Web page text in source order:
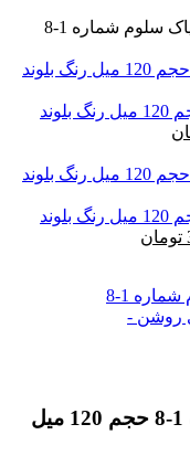
رنگ مو بدون آمونیاک سلوم شماره 1-8
رنگ مو بدون آمونیاک سلوم شماره 1-7 حجم 120 میل رنگ بلوند
رنگ مو بدون آمونیاک سلوم شماره 1-9 حجم 120 میل رنگ بلوند
رنگ مو بدون آمونیاک سلوم شماره 1-8 حجم 120 میل